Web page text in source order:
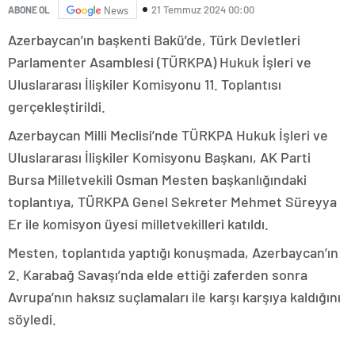
ABONE OL News 21 Temmuz 2024 00:00
Azerbaycan’ın başkenti Bakü’de, Türk Devletleri
Parlamenter Asamblesi (TÜRKPA) Hukuk İşleri ve
Uluslararası İlişkiler Komisyonu 11. Toplantısı
gerçekleştirildi.
Azerbaycan Milli Meclisi’nde TÜRKPA Hukuk İşleri ve
Uluslararası İlişkiler Komisyonu Başkanı, AK Parti
Bursa Milletvekili Osman Mesten başkanlığındaki
toplantıya, TÜRKPA Genel Sekreter Mehmet Süreyya
Er ile komisyon üyesi milletvekilleri katıldı.
Mesten, toplantıda yaptığı konuşmada, Azerbaycan’ın
2. Karabağ Savaşı’nda elde ettiği zaferden sonra
Avrupa’nın haksız suçlamaları ile karşı karşıya kaldığını
söyledi.